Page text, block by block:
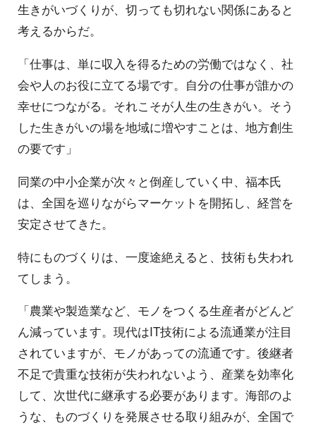
生きがいづくりが、切っても切れない関係にあると
考えるからだ。
「仕事は、単に収入を得るための労働ではなく、社
会や人のお役に立てる場です。自分の仕事が誰かの
幸せにつながる。それこそが人生の生きがい。そう
した生きがいの場を地域に増やすことは、地方創生
の要です」
同業の中小企業が次々と倒産していく中、福本氏
は、全国を巡りながらマーケットを開拓し、経営を
安定させてきた。
特にものづくりは、一度途絶えると、技術も失われ
てしまう。
「農業や製造業など、モノをつくる生産者がどんど
ん減っています。現代はIT技術による流通業が注目
されていますが、モノがあっての流通です。後継者
不足で貴重な技術が失われないよう、産業を効率化
して、次世代に継承する必要があります。海部のよ
うな、ものづくりを発展させる取り組みが、全国で